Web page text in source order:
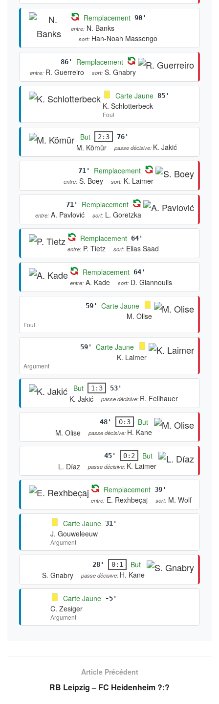
Remplacement 90'
entre: N. Banks
sort: Han-Noah Massengo
86' Remplacement
entre: R. Guerreiro sort: S. Gnabry
Carte Jaune 85'
K. Schlotterbeck
Foul
But 2:3 76'
M. Kömür passe décisive: K. Jakić
71' Remplacement
entre: S. Boey sort: K. Laimer
71' Remplacement
entre: A. Pavlović sort: L. Goretzka
Remplacement 64'
entre: P. Tietz sort: Elias Saad
Remplacement 64'
entre: A. Kade sort: D. Giannoulis
59'
Carte Jaune
M. Olise
Foul
59'
Carte Jaune
K. Laimer
Argument
But 1:3 53'
K. Jakić passe décisive: R. Fellhauer
48' 0:3
But
M. Olise
passe décisive: H. Kane
45' 0:2
But
L. Díaz
passe décisive: K. Laimer
Remplacement 39'
entre: E. Rexhbeçaj sort: M. Wolf
Carte Jaune
28' 0:1
But
S. Gnabry
passe décisive: H. Kane
Carte Jaune
C. Zesiger
Article Précédent
RB Leipzig – FC Heidenheim ?:?